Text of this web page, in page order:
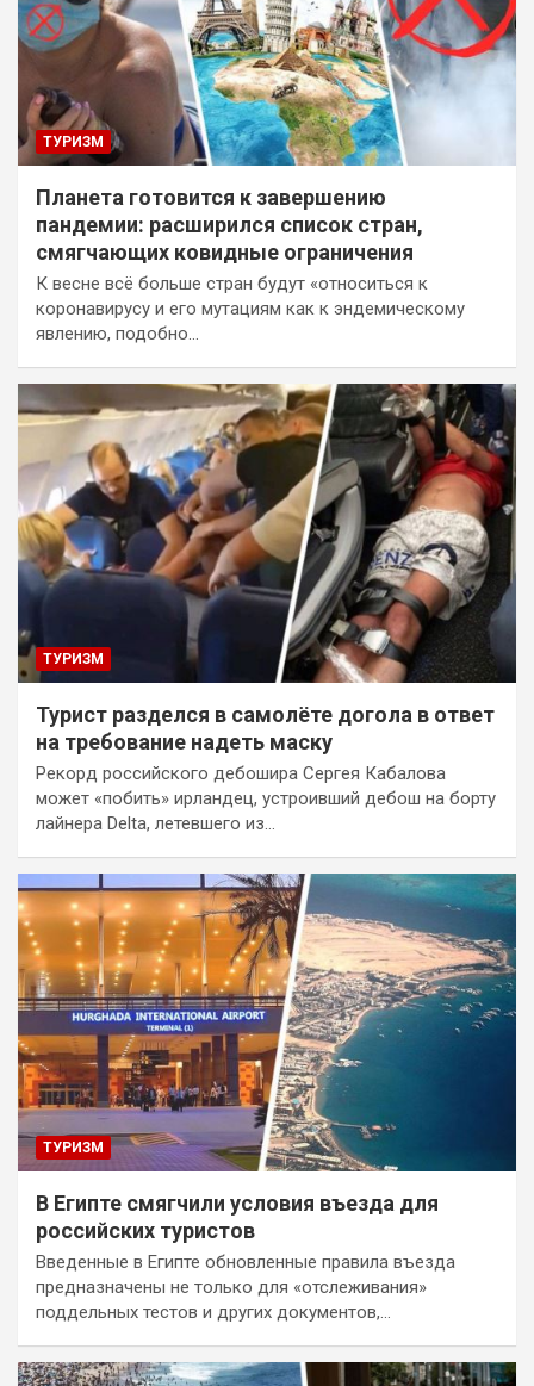
ТУРИЗМ
Планета готовится к завершению
пандемии: расширился список стран,
смягчающих ковидные ограничения
К весне всё больше стран будут «относиться к
коронавирусу и его мутациям как к эндемическому
явлению, подобно…
ТУРИЗМ
Турист разделся в самолёте догола в ответ
на требование надеть маску
Рекорд российского дебошира Сергея Кабалова
может «побить» ирландец, устроивший дебош на борту
лайнера Delta, летевшего из…
ТУРИЗМ
В Египте смягчили условия въезда для
российских туристов
Введенные в Египте обновленные правила въезда
предназначены не только для «отслеживания»
поддельных тестов и других документов,…